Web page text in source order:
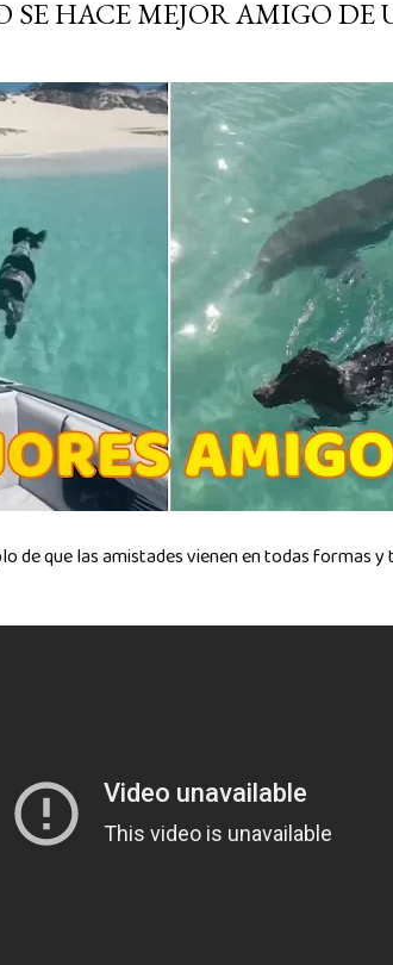
SE HACE MEJOR AMIGO DE
de que las amistades vienen en todas formas y